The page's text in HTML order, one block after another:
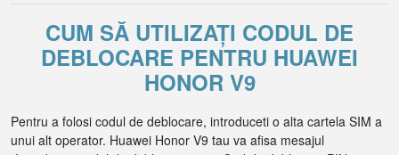
CUM SĂ UTILIZAȚI CODUL DE
DEBLOCARE PENTRU HUAWEI
HONOR V9
Pentru a folosi codul de deblocare, introduceti o alta cartela SIM a
unui alt operator. Huawei Honor V9 tau va afisa mesajul